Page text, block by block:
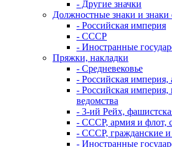
- Другие значки
Должностные знаки и знаки
- Российская империя
- СССР
- Иностранные
Пряжки, накладки
- Средневековье
- Российская
- Российская империя,
ведомства
- 3-ий Рейх,
- СССР, армия и флот,
- СССР, гражданские
- Иностранные